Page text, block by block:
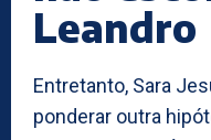
Leandro
Entretanto, Sara
ponderar outra